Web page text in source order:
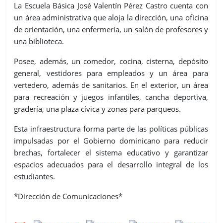
La Escuela Básica José Valentín Pérez Castro cuenta con
un área administrativa que aloja la dirección, una oficina
de orientación, una enfermería, un salón de profesores y
una biblioteca.
Posee, además, un comedor, cocina, cisterna, depósito
general, vestidores para empleados y un área para
vertedero, además de sanitarios. En el exterior, un área
para recreación y juegos infantiles, cancha deportiva,
gradería, una plaza cívica y zonas para parqueos.
Esta infraestructura forma parte de las políticas públicas
impulsadas por el Gobierno dominicano para reducir
brechas, fortalecer el sistema educativo y garantizar
espacios adecuados para el desarrollo integral de los
estudiantes.
*Dirección de Comunicaciones*